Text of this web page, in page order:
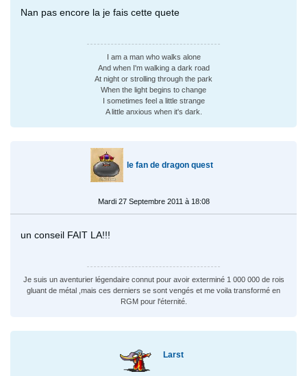
Nan pas encore la je fais cette quete
I am a man who walks alone
And when I'm walking a dark road
At night or strolling through the park
When the light begins to change
I sometimes feel a little strange
A little anxious when it's dark.
le fan de dragon quest
Mardi 27 Septembre 2011 à 18:08
un conseil FAIT LA!!!
Je suis un aventurier légendaire connut pour avoir exterminé 1 000 000 de rois
gluant de métal ,mais ces derniers se sont vengés et me voila transformé en
RGM pour l'éternité.
Larst